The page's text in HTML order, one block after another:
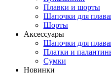
Плавки и шорты
Шапочки для
Шорты
Аксессуары
Шапочки для
Платки и
Сумки
Новинки